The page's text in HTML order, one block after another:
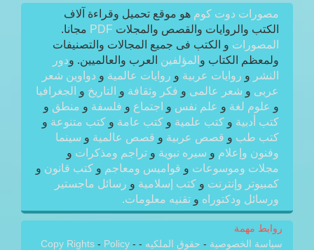
مصورات دوت كوم هو موقع تحميل وقراءة آلاف
الكتب والروايات والقصص والمجلات PDF مجانا.
المصورات و الكتب فى جميع المجالات والتصنيفات
ولمعظم الكتاب و المؤلفين العرب والعالميين. ودور
النشر و روايات عربية و روايات عالمية و دواوين شعر
عربى و شعر عالمى و فكر وثقافة و التاريخ و الجغرافيا
و علوم لغة و علم نفس و اجتماع و فلسفة و منطق و
كتب أدبية و كتب علمية و كتب عامة و كتب متنوعة و
كتب طب و قصص عربية و قصص عالمية و سينما
وفنون وإعلام و سيره نبوية و تراجم ومذكرات و
مجلات وموسوعات و قواميس ومعاجم و كتب قانون و
كمبيوتر وإنترنت و كتب إسلامية و رسائل ماجستير
ورسائل ودكتوراه و تقنيه معلومات.
روابط مهمة
سياسة الخصوصية - حقوق الملكيه -
Copy Rights - Policy -